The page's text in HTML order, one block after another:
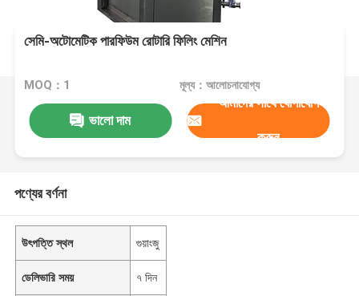
সেমি-অটোমেটিক পারফিউম রোটারি ফিলিং মেশিন
MOQ：1 মূল্য：আলোচনাযোগ্য
ভালো দাম
আমাদের সাথে যোগাযোগ
করুন
পণ্যের বর্ণনা
উৎপত্তি স্থল গুয়াংজু
ডেলিভারি সময় ৭ দিন